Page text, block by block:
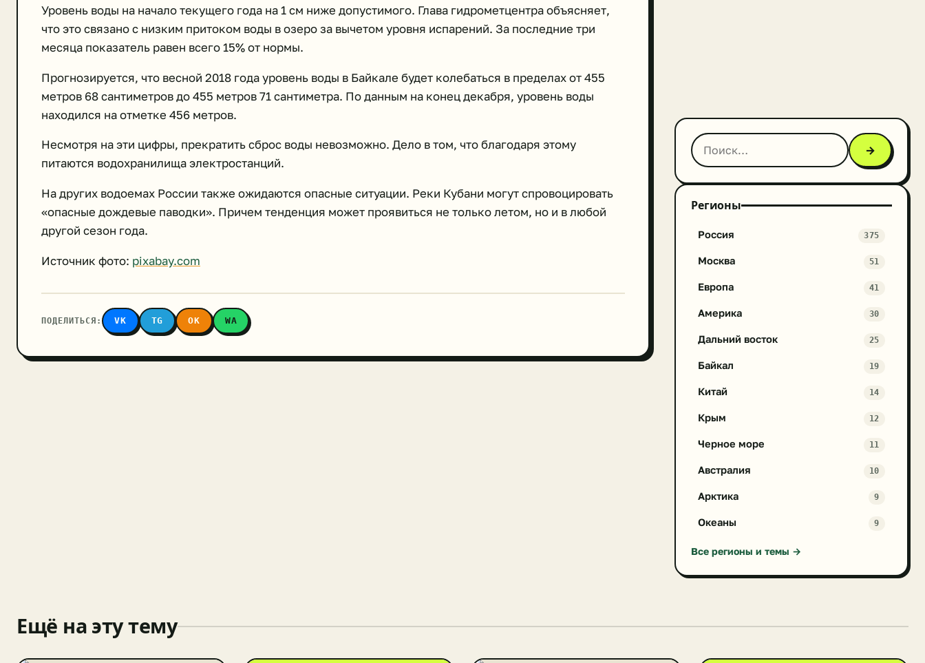
Уровень воды на начало текущего года на 1 см ниже допустимого. Глава гидрометцентра объясняет,
что это связано с низким притоком воды в озеро за вычетом уровня испарений. За последние три
месяца показатель равен всего 15% от нормы.
Прогнозируется, что весной 2018 года уровень воды в Байкале будет колебаться в пределах от 455
метров 68 сантиметров до 455 метров 71 сантиметра. По данным на конец декабря, уровень воды
находился на отметке 456 метров.
Несмотря на эти цифры, прекратить сброс воды невозможно. Дело в том, что благодаря этому
питаются водохранилища электростанций.
На других водоемах России также ожидаются опасные ситуации. Реки Кубани могут спровоцировать
«опасные дождевые паводки». Причем тенденция может проявиться не только летом, но и в любой
другой сезон года.
Источник фото: pixabay.com
ПОДЕЛИТЬСЯ: VK TG OK WA
→
Регионы
Россия 375
Москва 51
Европа 41
Америка 30
Дальний восток 25
Байкал 19
Китай 14
Крым 12
Черное море 11
Австралия 10
Арктика 9
Океаны 9
Все регионы и темы →
Ещё на эту тему